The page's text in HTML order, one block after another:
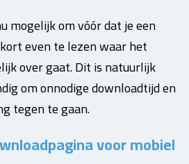
mogelijk om vóór dat je een
even te lezen waar het
over gaat. Dit is natuurlijk
om onnodige downloadtijd en
tegen te gaan.
voor mobiel